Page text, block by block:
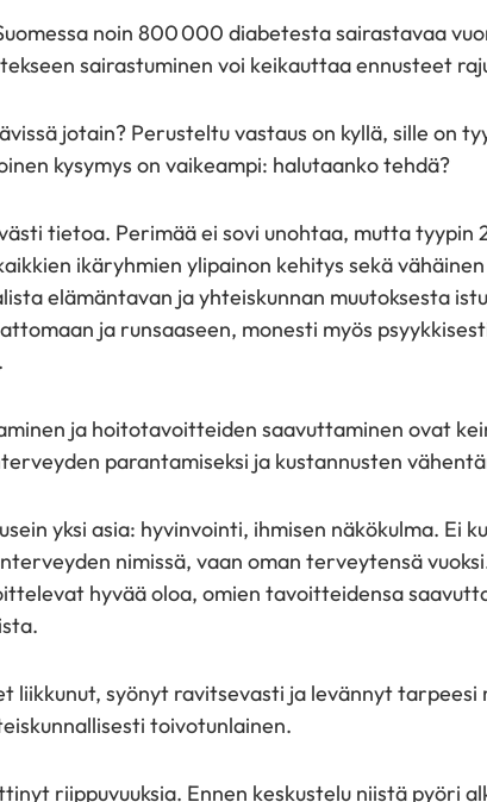
noin 800 000 diabetesta sairastavaa
sairastuminen voi keikauttaa ennusteet
jotain? Perusteltu vastaus on kyllä, sille on
kysymys on vaikeampi: halutaanko tehdä?
tietoa. Perimää ei sovi unohtaa, mutta tyypin
ikäryhmien ylipainon kehitys sekä
elämäntavan ja yhteiskunnan muutoksesta
ja runsaaseen, monesti myös
ja hoitotavoitteiden saavuttaminen ovat
parantamiseksi ja kustannusten
yksi asia: hyvinvointi, ihmisen näkökulma. Ei
nimissä, vaan oman terveytensä
hyvää oloa, omien tavoitteidensa
liikkunut, syönyt ravitsevasti ja levännyt tarpeesi
toivotunlainen.
riippuvuuksia. Ennen keskustelu niistä pyöri